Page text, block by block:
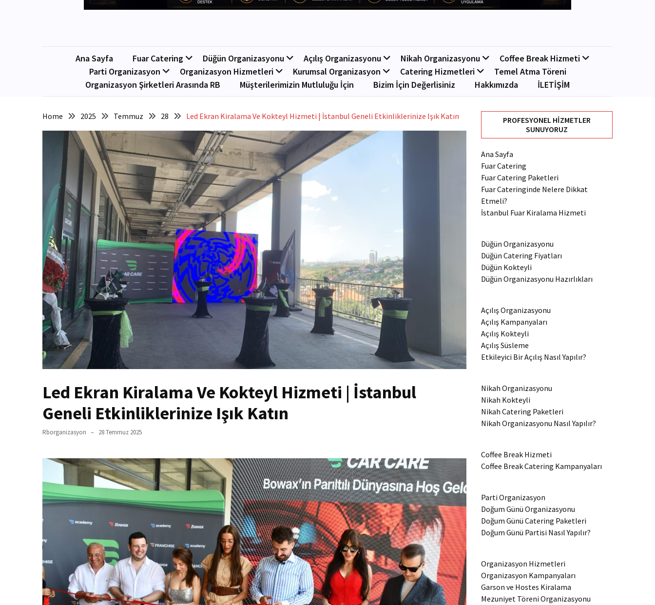
Ana Sayfa Fuar Catering Düğün Organizasyonu Açılış Organizasyonu Nikah Organizasyonu
Coffee Break Hizmeti
Parti Organizasyon
Organizasyon Hizmetleri Kurumsal Organizasyon Catering Hizmetleri
Temel Atma Töreni
Organizasyon Şirketleri Arasında RB
Müşterilerimizin Mutluluğu İçin Bizim İçin Değerlisiniz Hakkımızda İLETİŞİM
Home 2025 Temmuz 28 Led Ekran Kiralama Ve Kokteyl Hizmeti | İstanbul Geneli Etkinliklerinize Işık Katın
Led Ekran Kiralama Ve Kokteyl Hizmeti | İstanbul
Geneli Etkinliklerinize Işık Katın
Rborganizasyon 28 Temmuz 2025
PROFESYONEL HIZMETLER
SUNUYORUZ
Ana Sayfa
Fuar Catering
Fuar Catering Paketleri
Fuar Cateringinde Nelere Dikkat
Etmeli?
İstanbul Fuar Kiralama Hizmeti
Düğün Organizasyonu
Düğün Catering Fiyatları
Düğün Kokteyli
Düğün Organizasyonu Hazırlıkları
Açılış Organizasyonu
Açılış Kampanyaları
Açılış Kokteyli
Açılış Süsleme
Etkileyici Bir Açılış Nasıl Yapılır?
Nikah Organizasyonu
Nikah Kokteyli
Nikah Catering Paketleri
Nikah Organizasyonu Nasıl Yapılır?
Coffee Break Hizmeti
Coffee Break Catering Kampanyaları
Parti Organizasyon
Doğum Günü Organizasyonu
Doğum Günü Catering Paketleri
Doğum Günü Partisi Nasıl Yapılır?
Organizasyon Hizmetleri
Organizasyon Kampanyaları
Garson ve Hostes Kiralama
Mezuniyet Töreni Organizasyonu